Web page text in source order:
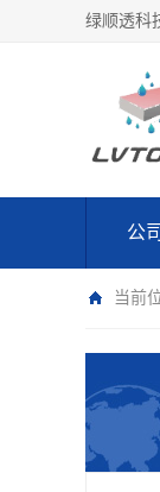
绿顺透科
公
当前